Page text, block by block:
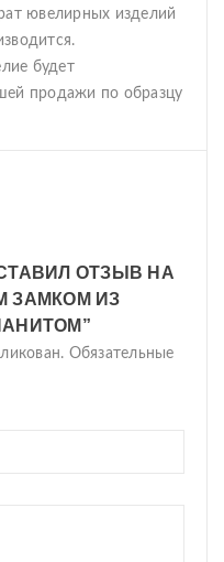
ювелирных изделий
будет
продажи по образцу
ОТЗЫВ НА
ЗАМКОМ ИЗ
Обязательные